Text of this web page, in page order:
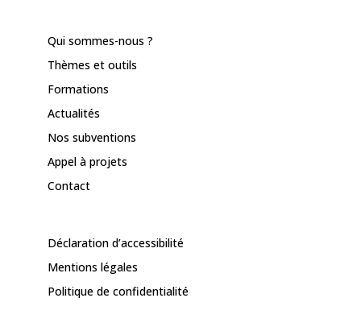
Qui sommes-nous ?
Thèmes et outils
Formations
Actualités
Nos subventions
Appel à projets
Contact
Déclaration d’accessibilité
Mentions légales
Politique de confidentialité